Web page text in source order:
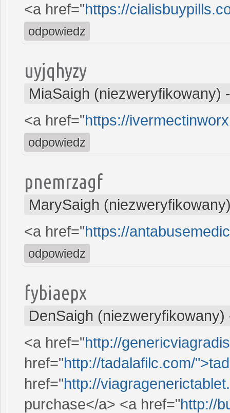
<a href="https://
odpowiedz
uyjqhyzy
MiaSaigh (niezweryfikowany)
<a href="https://
odpowiedz
pnemrzagf
MarySaigh
<a href="https://
odpowiedz
fybiaepx
DenSaigh (niezweryfikowany)
<a href="http://
href="http://tadalafilc.com/
href="http://
purchase</a> <a href="http://